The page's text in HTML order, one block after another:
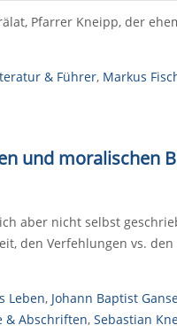
Pfarrer Kneipp, der
& Führer, Markus
und moralischen
aber nicht selbst
den Verfehlungen vs.
Leben, Johann Baptist
& Abschriften, Sebastian